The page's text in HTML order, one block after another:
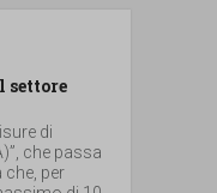
settore
di
che passa
che, per